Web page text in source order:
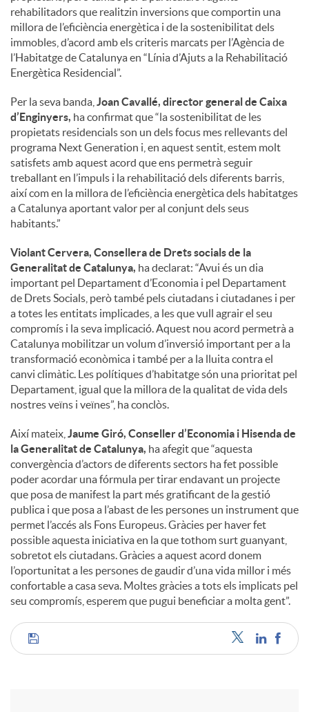
rehabilitadors que realitzin inversions que comportin una
millora de l’eficiència energètica i de la sostenibilitat dels
immobles, d’acord amb els criteris marcats per l’Agència de
l’Habitatge de Catalunya en “Línia d’Ajuts a la Rehabilitació
Energètica Residencial”.
Per la seva banda, Joan Cavallé, director general de Caixa
d’Enginyers, ha confirmat que “la sostenibilitat de les
propietats residencials son un dels focus mes rellevants del
programa Next Generation i, en aquest sentit, estem molt
satisfets amb aquest acord que ens permetrà seguir
treballant en l’impuls i la rehabilitació dels diferents barris,
així com en la millora de l’eficiència energètica dels habitatges
a Catalunya aportant valor per al conjunt dels seus
habitants.”
Violant Cervera, Consellera de Drets socials de la
Generalitat de Catalunya, ha declarat: “Avui és un dia
important pel Departament d’Economia i pel Departament
de Drets Socials, però també pels ciutadans i ciutadanes i per
a totes les entitats implicades, a les que vull agrair el seu
compromís i la seva implicació. Aquest nou acord permetrà a
Catalunya mobilitzar un volum d’inversió important per a la
transformació econòmica i també per a la lluita contra el
canvi climàtic. Les polítiques d’habitatge són una prioritat pel
Departament, igual que la millora de la qualitat de vida dels
nostres veïns i veïnes”, ha conclòs.
Així mateix, Jaume Giró, Conseller d’Economia i Hisenda de
la Generalitat de Catalunya, ha afegit que “aquesta
convergència d’actors de diferents sectors ha fet possible
poder acordar una fórmula per tirar endavant un projecte
que posa de manifest la part més gratificant de la gestió
publica i que posa a l’abast de les persones un instrument que
permet l’accés als Fons Europeus. Gràcies per haver fet
possible aquesta iniciativa en la que tothom surt guanyant,
sobretot els ciutadans. Gràcies a aquest acord donem
l’oportunitat a les persones de gaudir d’una vida millor i més
confortable a casa seva. Moltes gràcies a tots els implicats pel
seu compromís, esperem que pugui beneficiar a molta gent”.
C